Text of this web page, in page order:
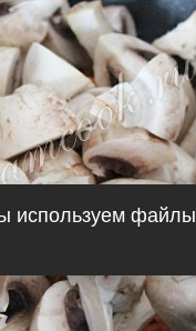
используем файлы